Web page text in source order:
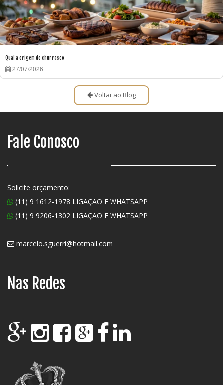
Qual a origem do churrasco
27/07/2026
Voltar ao Blog
Fale Conosco
Solicite orçamento:
(11) 9 1612-1978 LIGAÇÃO E WHATSAPP
(11) 9 9206-1302 LIGAÇÃO E WHATSAPP
marcelo.sguerri@hotmail.com
Nas Redes